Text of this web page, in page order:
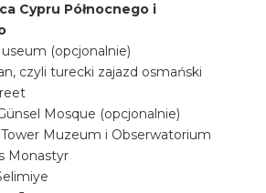
Cypru Północnego i
(opcjonalnie)
czyli turecki zajazd osmański
Mosque (opcjonalnie)
Tower Muzeum i Obserwatorium
Monastyr